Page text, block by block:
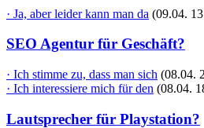
· Ja, aber leider kann man da (09.04.
SEO Agentur für Geschäft?
· Ich stimme zu, dass man sich (08.04.
· Ich interessiere mich für den (08.04.
Lautsprecher für Playstation?